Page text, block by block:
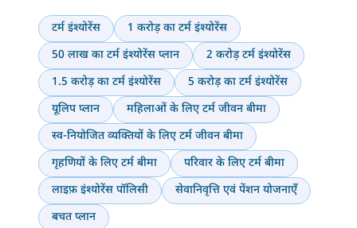
टर्म इंश्योरेंस
1 करोड़ का टर्म इंश्योरेंस
50 लाख का टर्म इंश्योरेंस प्लान
2 करोड़ टर्म इंश्योरेंस
1.5 करोड़ का टर्म इंश्योरेंस
5 करोड़ का टर्म इंश्योरेंस
यूलिप प्लान
महिलाओं के लिए टर्म जीवन बीमा
स्व-नियोजित व्यक्तियों के लिए टर्म जीवन बीमा
गृहणियों के लिए टर्म बीमा
परिवार के लिए टर्म बीमा
लाइफ़ इंश्योरेंस पॉलिसी
सेवानिवृत्ति एवं पेंशन योजनाएँ
बचत प्लान